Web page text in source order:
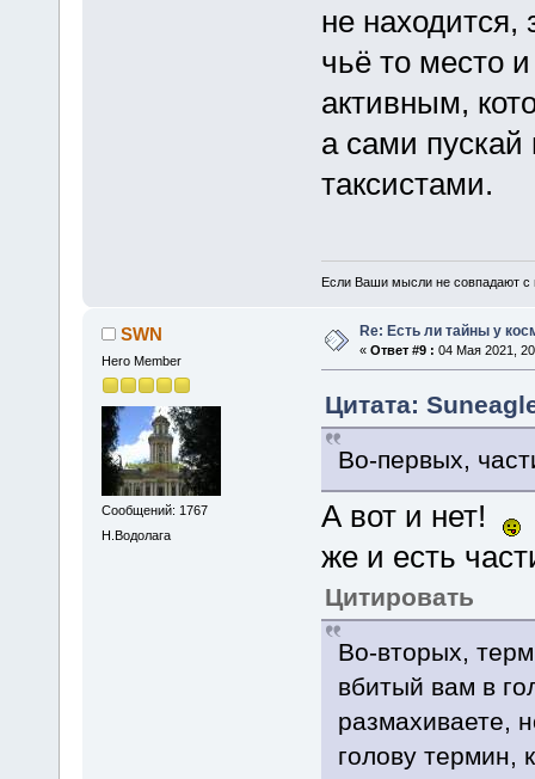
не находится,
чьё то место
активным,
а сами пускай
таксистами.
Если Ваши мысли не совпадают с
SWN
Hero Member
Сообщений: 1767
Н.Водолага
Re: Есть ли тайны у
« Ответ #9 : 04 Мая 2021,
Цитата:
Во-первых,
А вот и нет!
же и есть
Цитировать
Во-вторых,
вбитый вам в
размахиваете,
голову термин,